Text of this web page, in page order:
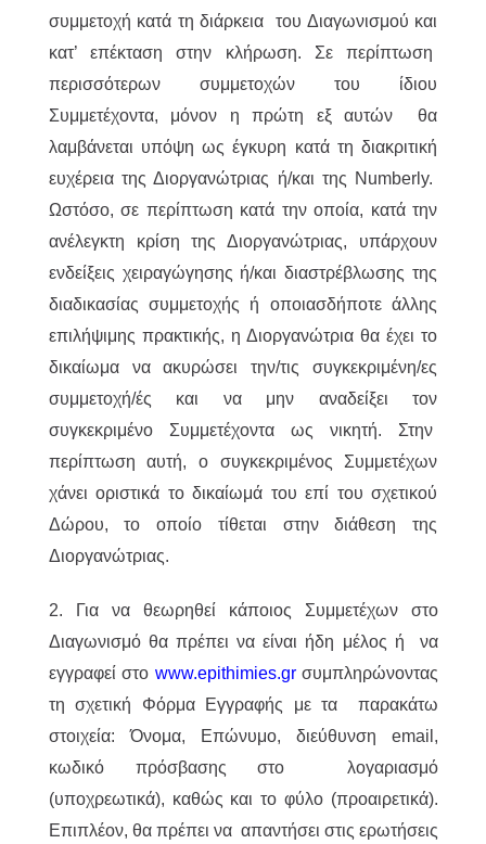
συμμετοχή κατά τη διάρκεια του Διαγωνισμού και
κατ’ επέκταση στην κλήρωση. Σε περίπτωση
περισσότερων συμμετοχών του ίδιου
Συμμετέχοντα, μόνον η πρώτη εξ αυτών θα
λαμβάνεται υπόψη ως έγκυρη κατά τη διακριτική
ευχέρεια της Διοργανώτριας ή/και της Numberly.
Ωστόσο, σε περίπτωση κατά την οποία, κατά την
ανέλεγκτη κρίση της Διοργανώτριας, υπάρχουν
ενδείξεις χειραγώγησης ή/και διαστρέβλωσης της
διαδικασίας συμμετοχής ή οποιασδήποτε άλλης
επιλήψιμης πρακτικής, η Διοργανώτρια θα έχει το
δικαίωμα να ακυρώσει την/τις συγκεκριμένη/ες
συμμετοχή/ές και να μην αναδείξει τον
συγκεκριμένο Συμμετέχοντα ως νικητή. Στην
περίπτωση αυτή, ο συγκεκριμένος Συμμετέχων
χάνει οριστικά το δικαίωμά του επί του σχετικού
Δώρου, το οποίο τίθεται στην διάθεση της
Διοργανώτριας.
2. Για να θεωρηθεί κάποιος Συμμετέχων στο
Διαγωνισμό θα πρέπει να είναι ήδη μέλος ή να
εγγραφεί στο www.epithimies.gr συμπληρώνοντας
τη σχετική Φόρμα Εγγραφής με τα παρακάτω
στοιχεία: Όνομα, Επώνυμο, διεύθυνση email,
κωδικό πρόσβασης στο λογαριασμό
(υποχρεωτικά), καθώς και το φύλο (προαιρετικά).
Επιπλέον, θα πρέπει να απαντήσει στις ερωτήσεις